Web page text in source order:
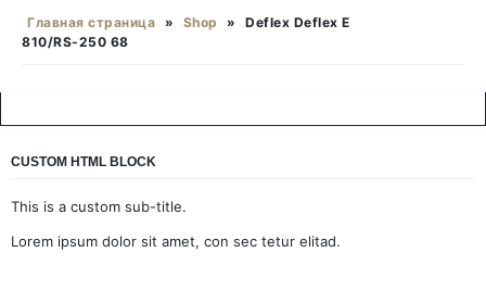
Главная страница » Shop »
Deflex Deflex E
810/RS-250 68
CUSTOM HTML BLOCK
This is a custom sub-title.
Lorem ipsum dolor sit amet, con sec tetur elitad.